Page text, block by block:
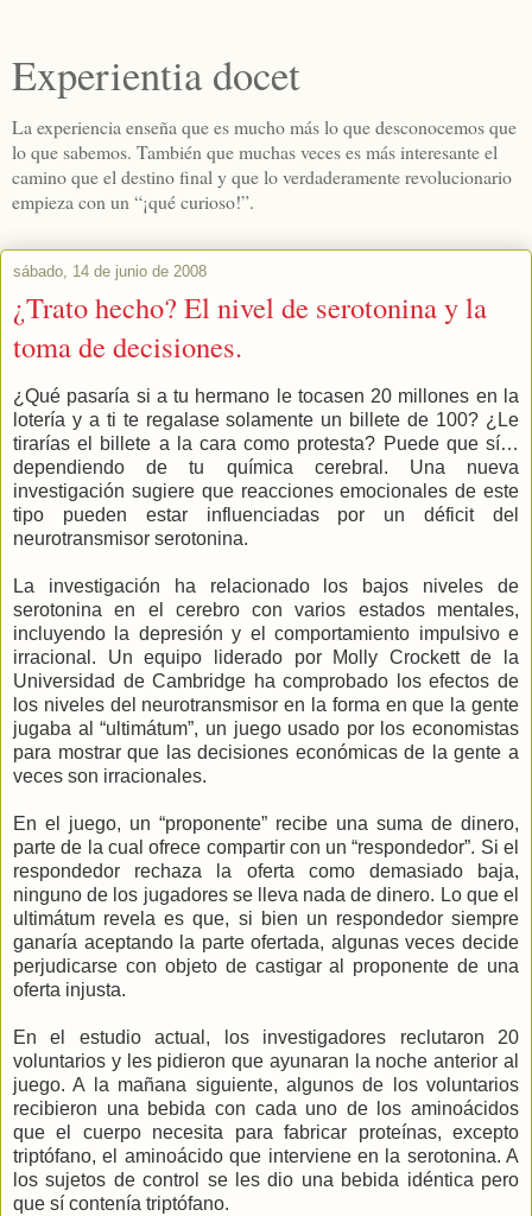
Experientia docet
La experiencia enseña que es mucho más lo que desconocemos que
lo que sabemos. También que muchas veces es más interesante el
camino que el destino final y que lo verdaderamente revolucionario
empieza con un “¡qué curioso!”.
sábado, 14 de junio de 2008
¿Trato hecho? El nivel de serotonina y la
toma de decisiones.
¿Qué pasaría si a tu hermano le tocasen 20 millones en la
lotería y a ti te regalase solamente un billete de 100? ¿Le
tirarías el billete a la cara como protesta? Puede que sí…
dependiendo de tu química cerebral. Una nueva
investigación sugiere que reacciones emocionales de este
tipo pueden estar influenciadas por un déficit del
neurotransmisor serotonina.
La investigación ha relacionado los bajos niveles de
serotonina en el cerebro con varios estados mentales,
incluyendo la depresión y el comportamiento impulsivo e
irracional. Un equipo liderado por Molly Crockett de la
Universidad de Cambridge ha comprobado los efectos de
los niveles del neurotransmisor en la forma en que la gente
jugaba al “ultimátum”, un juego usado por los economistas
para mostrar que las decisiones económicas de la gente a
veces son irracionales.
En el juego, un “proponente” recibe una suma de dinero,
parte de la cual ofrece compartir con un “respondedor”. Si el
respondedor rechaza la oferta como demasiado baja,
ninguno de los jugadores se lleva nada de dinero. Lo que el
ultimátum revela es que, si bien un respondedor siempre
ganaría aceptando la parte ofertada, algunas veces decide
perjudicarse con objeto de castigar al proponente de una
oferta injusta.
En el estudio actual, los investigadores reclutaron 20
voluntarios y les pidieron que ayunaran la noche anterior al
juego. A la mañana siguiente, algunos de los voluntarios
recibieron una bebida con cada uno de los aminoácidos
que el cuerpo necesita para fabricar proteínas, excepto
triptófano, el aminoácido que interviene en la serotonina. A
los sujetos de control se les dio una bebida idéntica pero
que sí contenía triptófano.